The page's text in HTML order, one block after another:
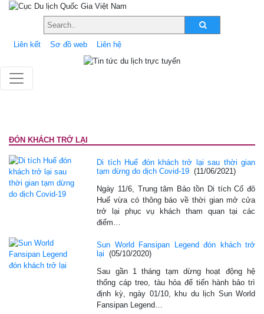
Liên kết Sơ đồ web Liên hệ
ĐÓN KHÁCH TRỞ LẠI
Di tích Huế đón khách trở lại sau thời gian
tạm dừng do dịch Covid-19 (11/06/2021)
Ngày 11/6, Trung tâm Bảo tồn Di tích Cố đô
Huế vừa có thông báo về thời gian mở cửa
trở lại phục vụ khách tham quan tại các
điểm…
Sun World Fansipan Legend đón khách trở
lại
(05/10/2020)
Sau gần 1 tháng tạm dừng hoạt động hệ
thống cáp treo, tàu hỏa để tiến hành bảo trì
định kỳ, ngày 01/10, khu du lịch Sun World
Fansipan Legend…